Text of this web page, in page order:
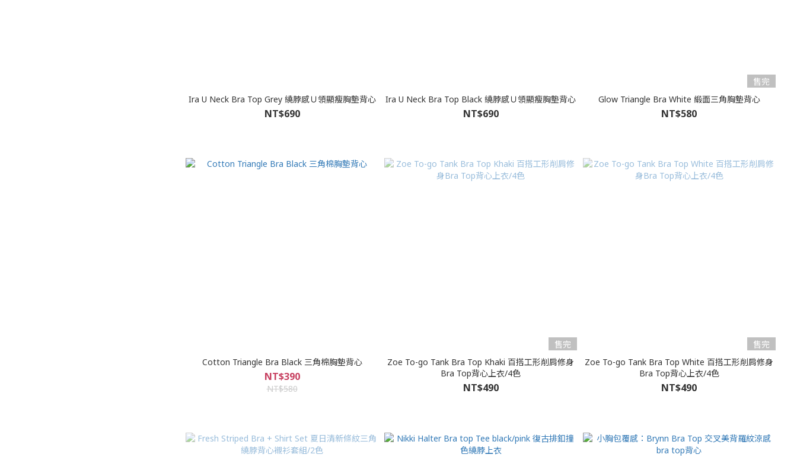
Ira U Neck Bra Top Grey 繞脖感Ｕ領顯瘦胸墊背心
NT$690
Ira U Neck Bra Top Black 繞脖感Ｕ領顯瘦胸墊背心
NT$690
售完
Glow Triangle Bra White 緞面三角胸墊背心
NT$580
Cotton Triangle Bra Black 三角棉胸墊背心
NT$390
NT$580
售完
Zoe To-go Tank Bra Top Khaki 百搭工形削肩修身
Bra Top背心上衣/4色
NT$490
售完
Zoe To-go Tank Bra Top White 百搭工形削肩修身
Bra Top背心上衣/4色
NT$490